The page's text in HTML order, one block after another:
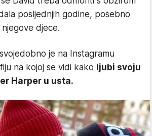
posljednjih godine, posebno
djece.
je na Instagramu
na kojoj se vidi kako ljubi svoju
Harper u usta.